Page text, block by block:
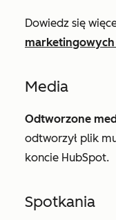
Dowiedz się
marketingowych
Media
Odtworzone
odtworzył plik
koncie HubSpot.
Spotkania